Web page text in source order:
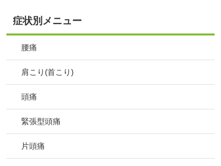
症状別メニュー
腰痛
肩こり(首こり)
頭痛
緊張型頭痛
片頭痛